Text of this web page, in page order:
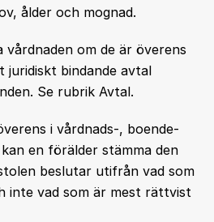
ålder och mognad.
vårdnaden om de är överens
bindande avtal
Se rubrik Avtal.
i vårdnads-, boende-
en förälder stämma den
beslutar utifrån vad som
inte vad som är mest rättvist